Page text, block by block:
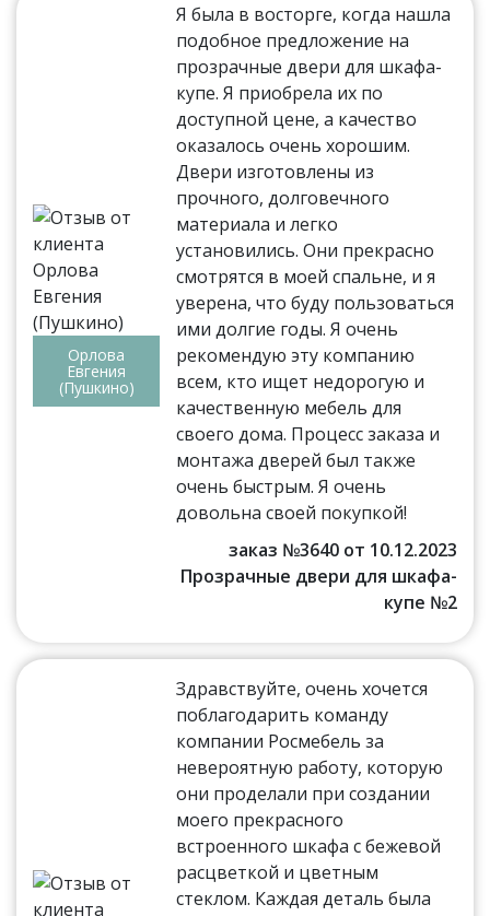
Орлова
Евгения
(Пушкино)
Я была в восторге, когда нашла
подобное предложение на
прозрачные двери для шкафа-
купе. Я приобрела их по
доступной цене, а качество
оказалось очень хорошим.
Двери изготовлены из
прочного, долговечного
материала и легко
установились. Они прекрасно
смотрятся в моей спальне, и я
уверена, что буду пользоваться
ими долгие годы. Я очень
рекомендую эту компанию
всем, кто ищет недорогую и
качественную мебель для
своего дома. Процесс заказа и
монтажа дверей был также
очень быстрым. Я очень
довольна своей покупкой!
заказ №3640 от 10.12.2023
Прозрачные двери для шкафа-
купе №2
Здравствуйте, очень хочется
поблагодарить команду
компании Росмебель за
невероятную работу, которую
они проделали при создании
моего прекрасного
встроенного шкафа с бежевой
расцветкой и цветным
стеклом. Каждая деталь была